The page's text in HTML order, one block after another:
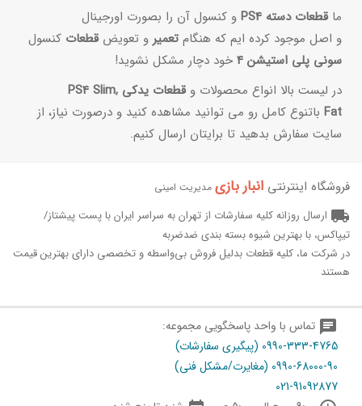
ماقطعات دسته PS4
و کنسول آن را بصورت اورجینال
و اصل موجود کرده ایم که هنگام تعمیر و تعویضقطعات کنسول
سونی پلی استیشن 4
خود دچار مشکل نشوید!
در لیست بالا انواع محصولات و
قطعات یدکی PS4 Slim,
Fat باتنوع کامل رو می توانید مشاهده کنید و درصورت نیاز، از
سایت سفارش بدهید تا برایتان ارسال کنیم.
فروشگاه اینترنتی انبار بازی‌ مدیریت امینی
local_shipping ارسال روزانه کلیه سفارشات از تهران به سراسر ایران با پست پیشتاز/
تیپاکس، با بهترین شیوه بسته بندی ضدضربه
در شرکت ما، کلیه قطعات بدلیل فروش بی‌واسطه و تخصصی دارای بهترین قیمت
هستند
chat تماس با واحد پاسخگویی مجموعه:
0990-333-4765 (پیگیری سفارشات)
0990-68000-90 (مغایرت/مشکل فنی)
021-91092877